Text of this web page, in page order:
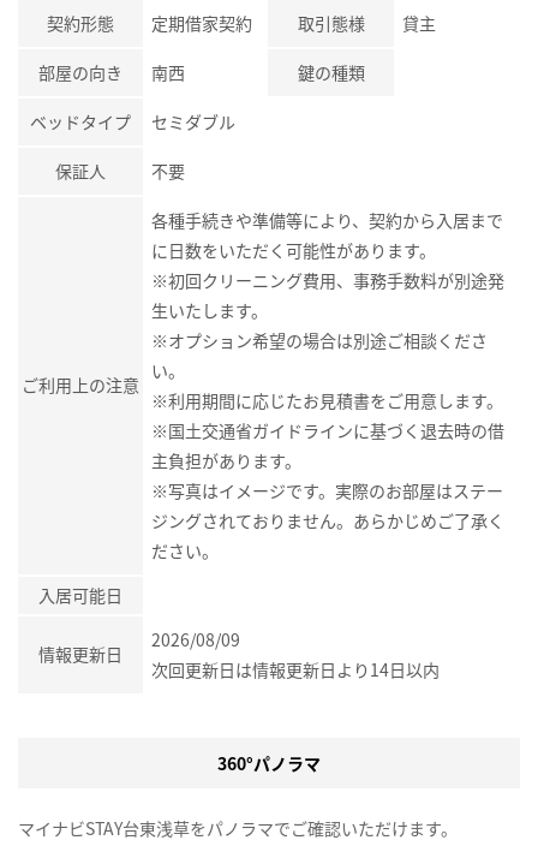
契約形態 定期借家契約 取引態様 貸主
部屋の向き 南西 鍵の種類
ベッドタイプ セミダブル
保証人 不要
ご利用上の注意
各種手続きや準備等により、契約から入居まで
に日数をいただく可能性があります。
※初回クリーニング費用、事務手数料が別途発
生いたします。
※オプション希望の場合は別途ご相談くださ
い。
※利用期間に応じたお見積書をご用意します。
※国土交通省ガイドラインに基づく退去時の借
主負担があります。
※写真はイメージです。実際のお部屋はステー
ジングされておりません。あらかじめご了承く
ださい。
入居可能日
情報更新日
2026/08/09
次回更新日は情報更新日より14日以内
360°パノラマ
マイナビSTAY台東浅草をパノラマでご確認いただけます。